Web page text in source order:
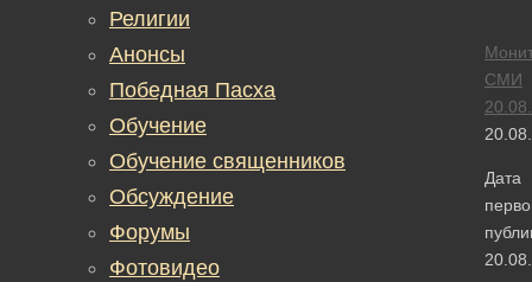
СМИ
Дата
Религии
Анонсы
Победная Пасха
Обучение
Обучение священников
Обсуждение
Форумы
Фотовидео